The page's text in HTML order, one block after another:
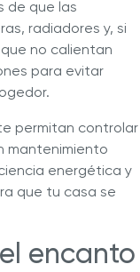
de que las
radiadores y, si
no calientan
para evitar
permitan controlar
mantenimiento
energética y
que tu casa se
encanto